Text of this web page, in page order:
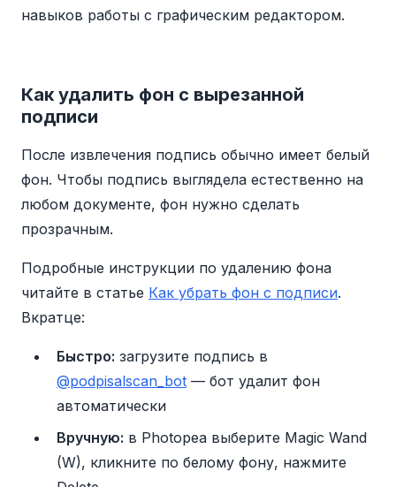
навыков работы с графическим редактором.
Как удалить фон с вырезанной
подписи
После извлечения подпись обычно имеет белый
фон. Чтобы подпись выглядела естественно на
любом документе, фон нужно сделать
прозрачным.
Подробные инструкции по удалению фона
читайте в статье Как убрать фон с подписи.
Вкратце:
Быстро: загрузите подпись в
@podpisalscan_bot — бот удалит фон
автоматически
Вручную: в Photopea выберите Magic Wand
(W), кликните по белому фону, нажмите